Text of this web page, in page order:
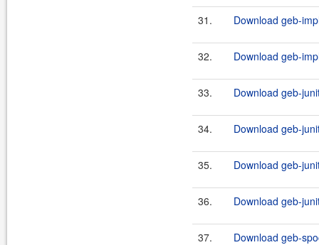
31. Download geb-
32. Download geb-
33. Download geb-
34. Download geb-
35. Download geb-
36. Download geb-
37. Download geb-